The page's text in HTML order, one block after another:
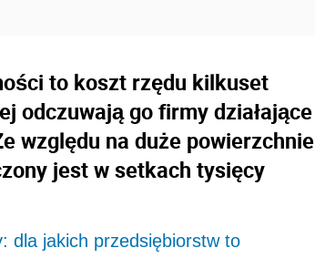
to koszt rzędu kilkuset
odczuwają go firmy działające
względu na duże powierzchnie
jest w setkach tysięcy
dla jakich przedsiębiorstw to